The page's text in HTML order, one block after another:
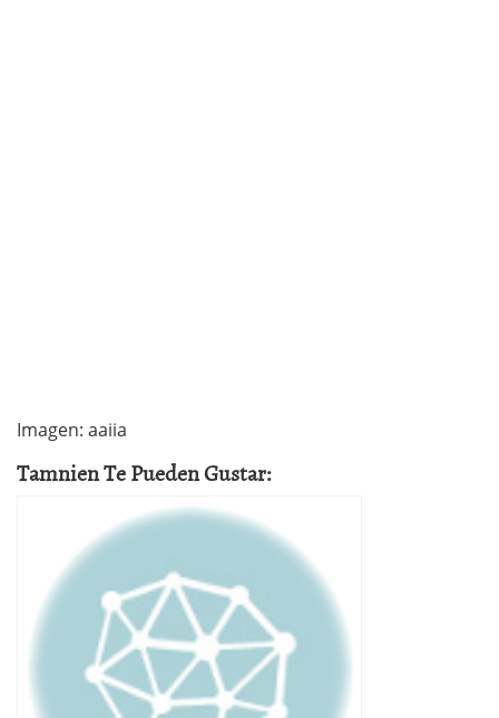
Imagen: aaiia
Tamnien Te Pueden Gustar: